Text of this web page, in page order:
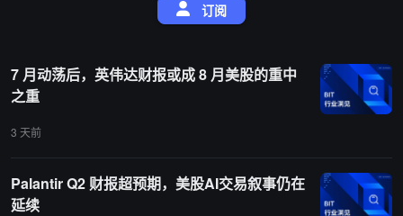
订阅
7 月动荡后，英伟达财报或成 8 月美股的重中
之重
3 天前
Palantir Q2 财报超预期，美股AI交易叙事仍在
延续